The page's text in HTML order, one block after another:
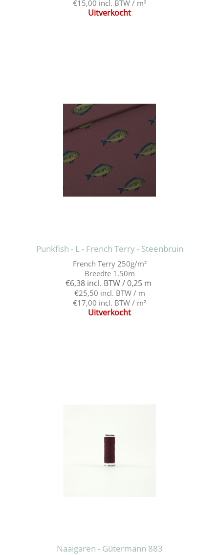
€15,00 incl. BTW / m²
Uitverkocht
Punkfish - L - French Terry - Steenbruin
French Terry 250g/m²
Breedte 1.50m
€6,38 incl. BTW / 0,25 m
€25,50 incl. BTW / m
€17,00 incl. BTW / m²
Uitverkocht
Naaigaren - Gütermann 883